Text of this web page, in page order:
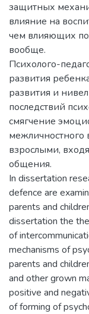
защитных
влияние на
чем влияющих
вообще.
Психолого-
развития
развития и
последствий
смягчение
межличностного
взрослыми,
общения.
In dissertation
defence are
parents and
dissertation the
of
mechanisms of
parents and
and other grown
positive and
of forming of